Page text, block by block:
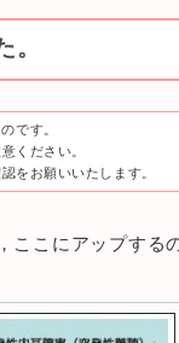
です。
ください。
をお願いいたします。
こにアップする